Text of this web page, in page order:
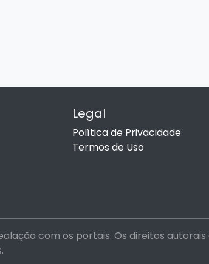
Legal
Política de Privacidade
Termos de Uso
com os portais. Os direitos autorais